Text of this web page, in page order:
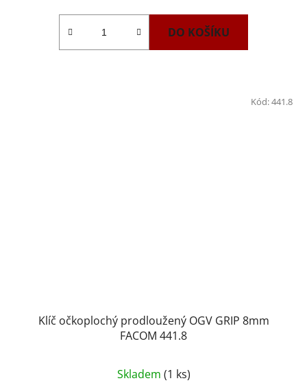
DO KOŠÍKU
Klíč očkoplochý prodloužený OGV GRIP 8mm
FACOM 441.8
Skladem (1 ks)
Kód:441.8